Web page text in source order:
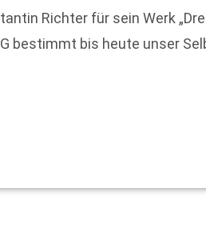
Richter für sein Werk
bestimmt bis heute unser